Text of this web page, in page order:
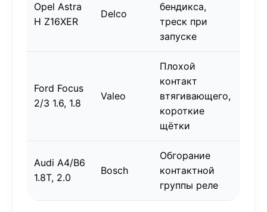
Opel Astra
H Z16XER
Delco
бендикса,
треск при
запуске
Ford Focus
2/3 1.6, 1.8
Valeo
Плохой
контакт
втягивающего,
короткие
щётки
Audi A4/B6
1.8T, 2.0
Bosch
Обгорание
контактной
группы реле